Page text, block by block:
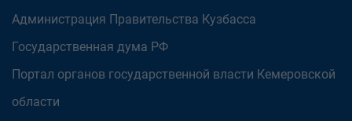
Администрация Правительства Кузбасса
Государственная дума РФ
Портал органов государственной власти Кемеровской
области